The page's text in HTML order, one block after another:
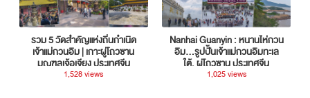
รวม 5 วัดสำคัญแห่งถิ่นกำเนิด
เจ้าแม่กวนอิม | เกาะผู่โถวซาน
มณฑลเจ้อเจียง ประเทศจีน
1,528 views
Nanhai Guanyin : หนานไห่กวน
อิม...รูปปั้นเจ้าแม่กวนอิมทะเล
ใต้, ผู่โถวซาน ประเทศจีน
1,025 views